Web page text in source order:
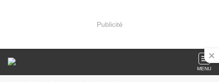
Publicité
MENU